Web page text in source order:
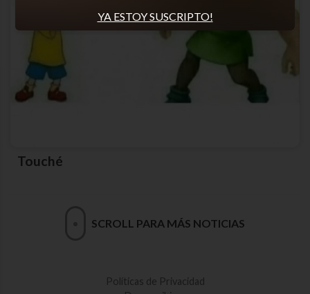
Touché
SCROLL PARA MÁS NOTICIAS
Políticas de Privacidad
YA ESTOY SUSCRIPTO!